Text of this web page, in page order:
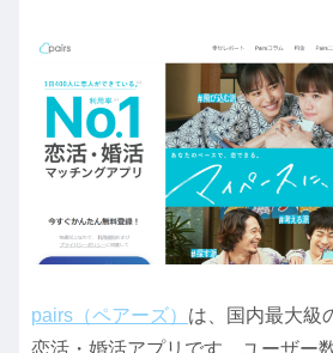
pairs（ペアーズ） は、国内最大級
恋活・婚活アプリです。ユーザー